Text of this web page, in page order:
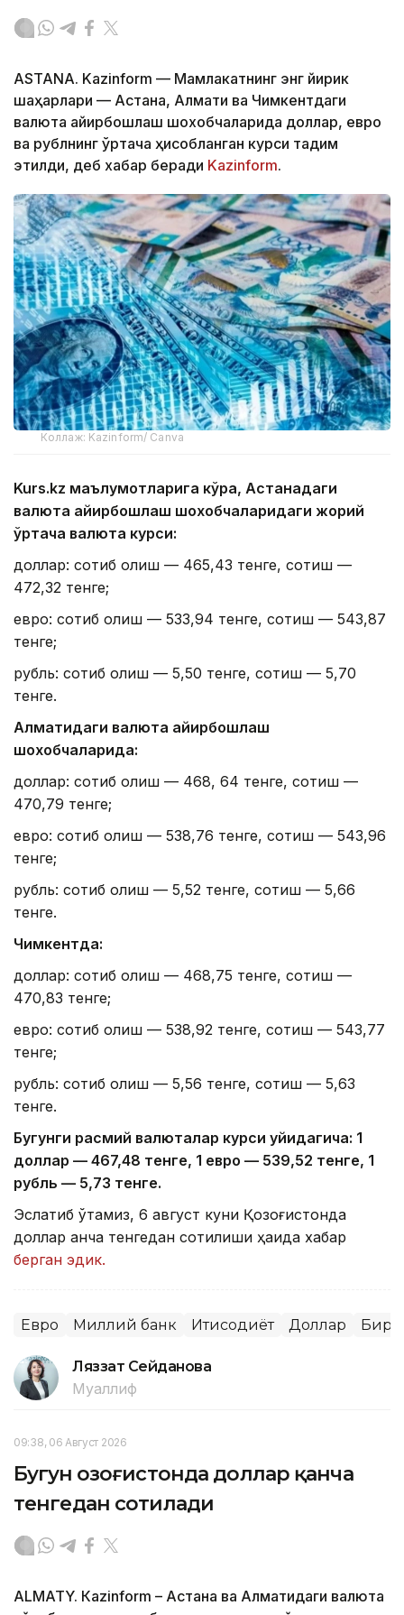
ASTANA. Kazinform — Мамлакатнинг энг йирик
шаҳарлари — Астана, Алмати ва Чимкентдаги
валюта айирбошлаш шохобчаларида доллар, евро
ва рублнинг ўртача ҳисобланган курси тақдим
этилди, деб хабар беради Kazinform.
Коллаж: Kazinform/ Canva
Kurs.kz маълумотларига кўра, Астанадаги
валюта айирбошлаш шохобчаларидаги жорий
ўртача валюта курси:
доллар: сотиб олиш — 465,43 тенге, сотиш —
472,32 тенге;
евро: сотиб олиш — 533,94 тенге, сотиш — 543,87
тенге;
рубль: сотиб олиш — 5,50 тенге, сотиш — 5,70
тенге.
Алматидаги валюта айирбошлаш
шохобчаларида:
доллар: сотиб олиш — 468, 64 тенге, сотиш —
470,79 тенге;
евро: сотиб олиш — 538,76 тенге, сотиш — 543,96
тенге;
рубль: сотиб олиш — 5,52 тенге, сотиш — 5,66
тенге.
Чимкентда:
доллар: сотиб олиш — 468,75 тенге, сотиш —
470,83 тенге;
евро: сотиб олиш — 538,92 тенге, сотиш — 543,77
тенге;
рубль: сотиб олиш — 5,56 тенге, сотиш — 5,63
тенге.
Бугунги расмий валюталар курси қуйидагича: 1
доллар — 467,48 тенге, 1 евро — 539,52 тенге, 1
рубль — 5,73 тенге.
Эслатиб ўтамиз, 6 август куни Қозоғистонда
доллар қанча тенгедан сотилиши ҳақида хабар
берган эдик.
Евро Миллий банк Иқтисодиёт Доллар
Ляззат Сейданова
Муаллиф
09:38, 06 Август 2026
Бугун Қозоғистонда доллар қанча
тенгедан сотилади
ALMATY. Кazinform – Астана ва Алматидаги валюта